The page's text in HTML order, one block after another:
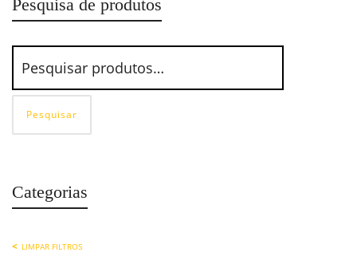
Pesquisa de produtos
Pesquisar
Categorias
LIMPAR FILTROS